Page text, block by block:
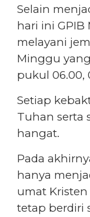
Selain
hari ini GPIB
melayani
Minggu
pukul 06.00,
Setiap
Tuhan serta
hangat.
Pada
hanya
umat Kristen
tetap berdiri